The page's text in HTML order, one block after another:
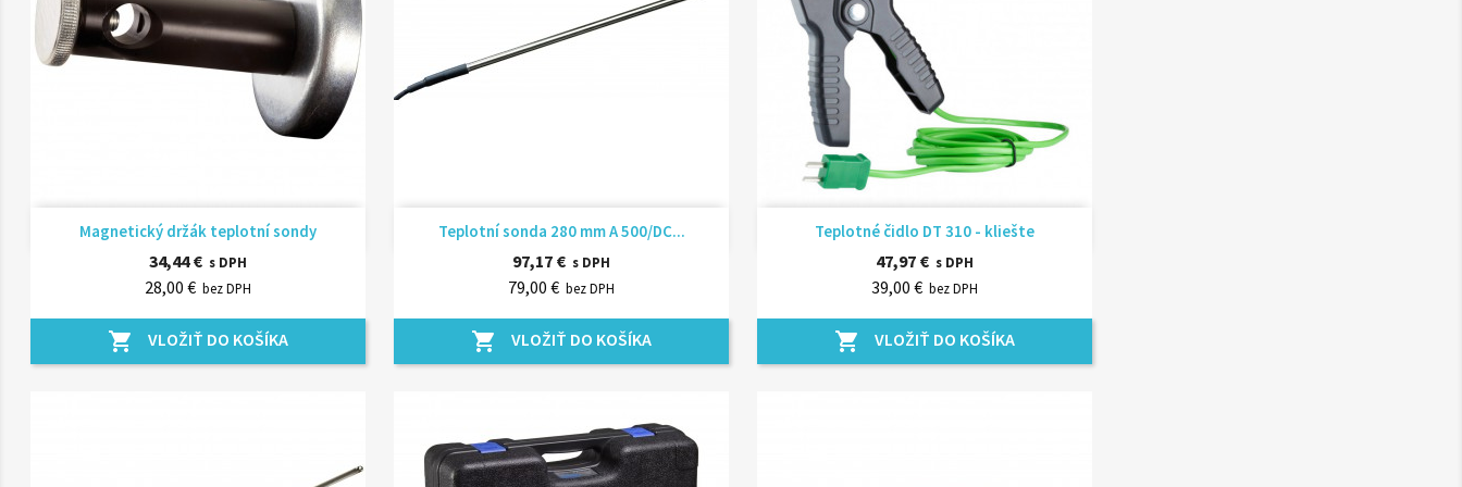
Magnetický držák teplotní sondy
34,44 € s DPH
28,00 € bez DPH
shopping_cart VLOŽIŤ DO KOŠÍKA
Rýchly náhľad Teplotní sonda 280 mm A 500/DC...
97,17 € s DPH
79,00 € bez DPH
shopping_cart VLOŽIŤ DO KOŠÍKA
Rýchly náhľad Teplotné čidlo DT 310 - kliešte
47,97 € s DPH
39,00 € bez DPH
shopping_cart VLOŽIŤ DO KOŠÍKA
 Rýchly náhľad